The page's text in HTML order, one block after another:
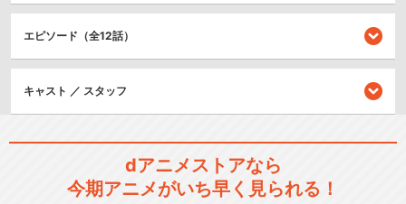
描いた劇場版「蒼穹のファフナー HEAVEN AND EARTH」公開。2015年
放送のTVシリーズ第2期「蒼穹のファフナー EXODUS」では、少年たち
は更に複雑化した新たな戦いへと巻き込まれていった。そして、シリー
ズ15周年を迎えた2019年、彼らの運命が再び動き出した「蒼穹のファフ
れた本作を、TV放送用に再編集した「蒼穹のファフナー THE BEYOND
(TV Edition)」として送る。
ドラマ/青春
エピソード（全12話）
キャスト ／ スタッフ
dアニメストアなら
今期アニメがいち早く見られる！